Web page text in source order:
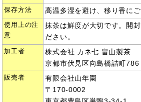
保存方法 高温多湿を避け、移り香にご
使用上の注
意
抹茶は鮮度が大切です。開
ださい。
加工者
株式会社 カネ七 畠山製茶
京都市伏見区向島橋詰町786
販売者
有限会社山年園
〒170-0002